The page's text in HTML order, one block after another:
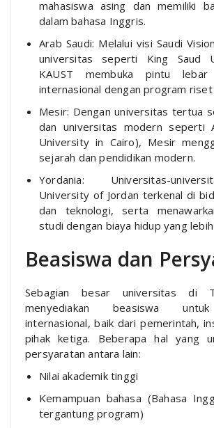
mahasiswa asing dan memiliki
dalam bahasa Inggris.
Arab Saudi: Melalui visi Saudi
universitas seperti King Saud
KAUST membuka pintu
internasional dengan program riset
Mesir: Dengan universitas tertua
dan universitas modern seperti
University in Cairo), Mesir
sejarah dan pendidikan modern.
Yordania: Universitas-
University of Jordan terkenal di
dan teknologi, serta
studi dengan biaya hidup yang
Beasiswa dan
Sebagian besar universitas di
menyediakan beasiswa
internasional, baik dari pemerintah,
pihak ketiga. Beberapa hal yang
persyaratan antara lain:
Nilai akademik tinggi
Kemampuan bahasa (Bahasa
tergantung program)